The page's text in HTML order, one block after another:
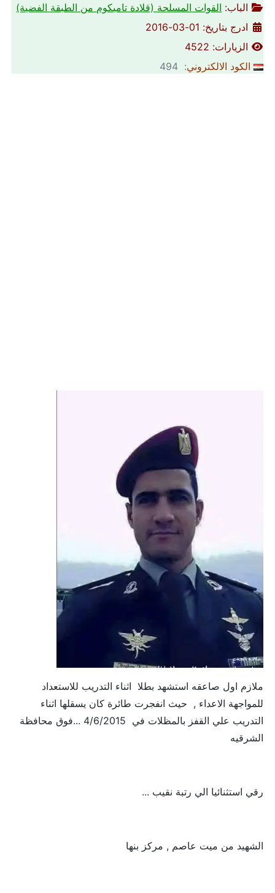
الباب: القوات المسلحة (قلادة تاميكوم من الطبقة الفضية)
ادرج بتاريخ: 01-03-2016
الزيارات: 4522
الكود الالكتروني: 494
ملازم اول صاعقه استشهد بطلا اثناء التدريب للاستعداد
للمواجهة الاعداء , حيث انفجرت طائرة كان يسقلها اثناء
التدريب علي القفز بالمظلات في 4/6/2015 ...فوق محافظة
الشرقيه
رقي استثنائيا الي رتبة نقيب ...
الشهيد من ميت عاصم , مركز بنها